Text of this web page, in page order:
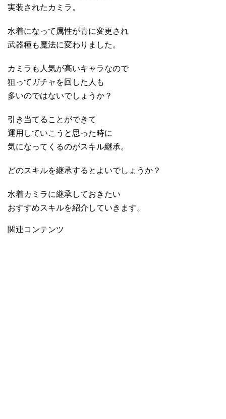
実装されたカミラ。
水着になって属性が青に変更され
武器種も魔法に変わりました。
カミラも人気が高いキャラなので
狙ってガチャを回した人も
多いのではないでしょうか？
引き当てることができて
運用していこうと思った時に
気になってくるのがスキル継承。
どのスキルを継承するとよいでしょうか？
水着カミラに継承しておきたい
おすすめスキルを紹介していきます。
関連コンテンツ